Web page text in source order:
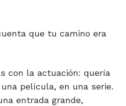
que tu camino era
con la actuación: quería
película, en una serie.
entrada grande,